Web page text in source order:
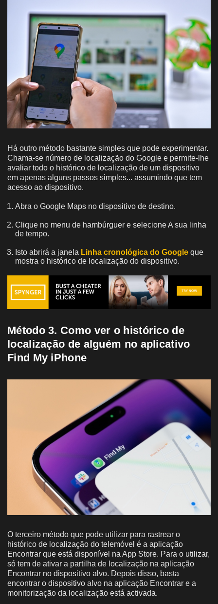
Há outro método bastante simples que pode experimentar.
Chama-se número de localização do Google e permite-lhe
avaliar todo o histórico de localização de um dispositivo
em apenas alguns passos simples... assumindo que tem
acesso ao dispositivo.
Abra o Google Maps no dispositivo de destino.
Clique no menu de hambúrguer e selecione A sua linha
de tempo.
Isto abrirá a janela Linha cronológica do Google que
mostra o histórico de localização do dispositivo.
Método 3. Como ver o histórico de
localização de alguém no aplicativo
Find My iPhone
O terceiro método que pode utilizar para rastrear o
histórico de localização do telemóvel é a aplicação
Encontrar que está disponível na App Store. Para o utilizar,
só tem de ativar a partilha de localização na aplicação
Encontrar no dispositivo alvo. Depois disso, basta
encontrar o dispositivo alvo na aplicação Encontrar e a
monitorização da localização está activada.